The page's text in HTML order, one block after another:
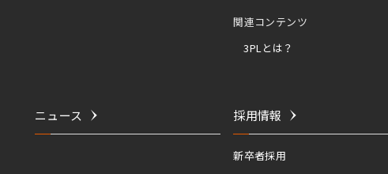
関連コンテンツ
3PLとは？
ニュース 採用情報
新卒者採用